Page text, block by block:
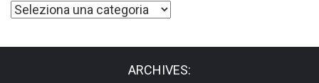
Categorie
ARCHIVES: